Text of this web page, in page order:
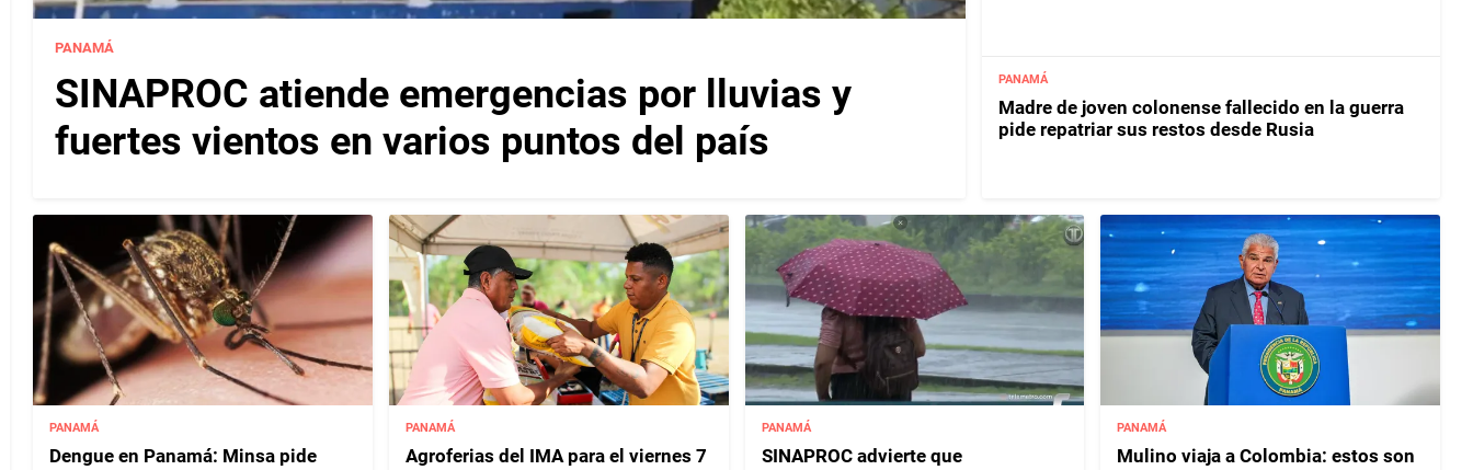
PANAMÁ
SINAPROC atiende emergencias por lluvias y
fuertes vientos en varios puntos del país
PANAMÁ
Madre de joven colonense fallecido en la guerra
pide repatriar sus restos desde Rusia
PANAMÁ
Dengue en Panamá: Minsa pide
PANAMÁ
Agroferias del IMA para el viernes 7
PANAMÁ
SINAPROC advierte que
PANAMÁ
Mulino viaja a Colombia: estos son